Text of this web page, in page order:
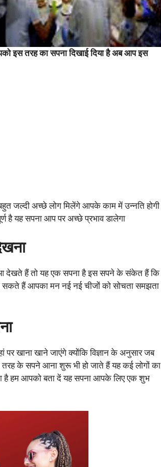
इस तरह का सपना दिखाई दिया है अब आप इस
जल्दी अच्छे लोग मिलेंगे आपके काम में उन्नति होगी
है यह सपना आप पर अच्छे प्रभाव डालेगा
देखते हैं तो यह एक सपना है इस सपने के संकेत हैं कि
सकते हैं आपका मन नई नई चीजों को सोचता समझता
पर खाना खाने जाएंगे क्योंकि विज्ञान के अनुसार जब
के सपने आना शुरू भी हो जाते हैं यह कई लोगों का
है हम आपको बता दें यह सपना आपके लिए एक शुभ